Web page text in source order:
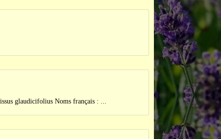
Noms français : ...